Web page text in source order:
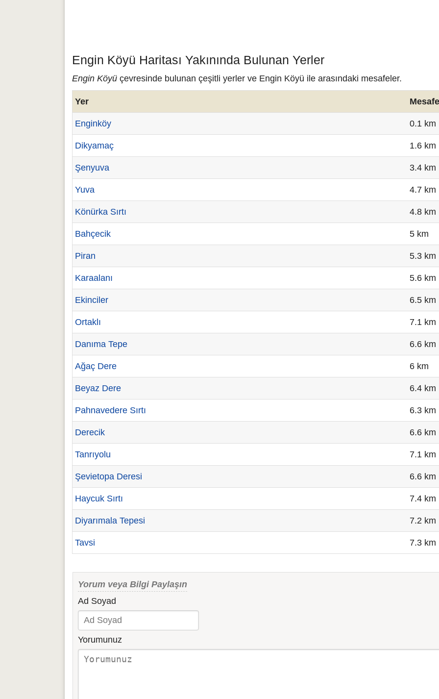
Engin Köyü Haritası Yakınında Bulunan Yerler
Engin Köyü çevresinde bulunan çeşitli yerler ve Engin Köyü ile arasındaki mesafeler.
Yer Mesafe
Enginköy 0.1 km
Dikyamaç 1.6 km
Şenyuva 3.4 km
Yuva 4.7 km
Könürka Sırtı 4.8 km
Bahçecik 5 km
Piran 5.3 km
Karaalanı 5.6 km
Ekinciler 6.5 km
Ortaklı 7.1 km
Danıma Tepe 6.6 km
Ağaç Dere 6 km
Beyaz Dere 6.4 km
Pahnavedere Sırtı 6.3 km
Derecik 6.6 km
Tanrıyolu 7.1 km
Şevietopa Deresi 6.6 km
Haycuk Sırtı 7.4 km
Diyarımala Tepesi 7.2 km
Tavsi 7.3 km
Yorum veya Bilgi Paylaşın
Ad Soyad
Yorumunuz